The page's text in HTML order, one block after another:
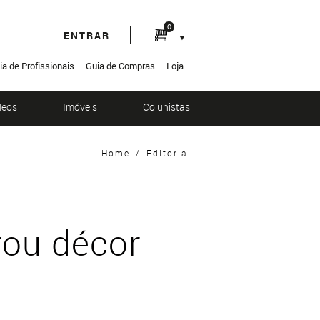
0
ENTRAR
de Profissionais Guia de Compras Loja
Imóveis Colunistas
Home / Editoria
décor